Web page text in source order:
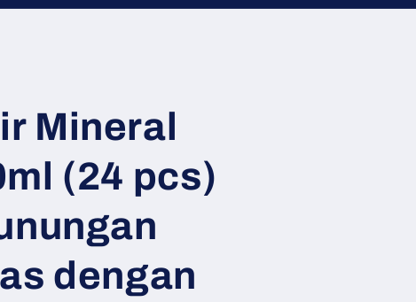
Mineral
(24 pcs)
dengan